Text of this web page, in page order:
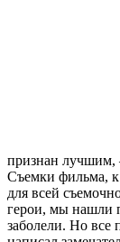
признан лучшим,
Съемки фильма, к
для всей
герои, мы нашли
заболели. Но все